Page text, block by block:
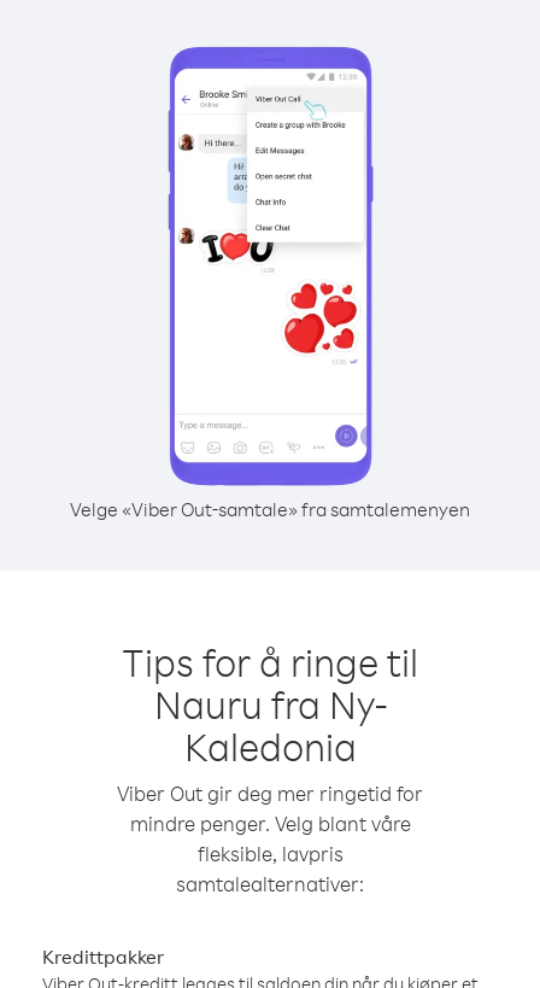
Velge «Viber Out-samtale» fra samtalemenyen
Tips for å ringe til
Nauru fra Ny-
Kaledonia
Viber Out gir deg mer ringetid for
mindre penger. Velg blant våre
fleksible, lavpris
samtalealternativer:
Kredittpakker